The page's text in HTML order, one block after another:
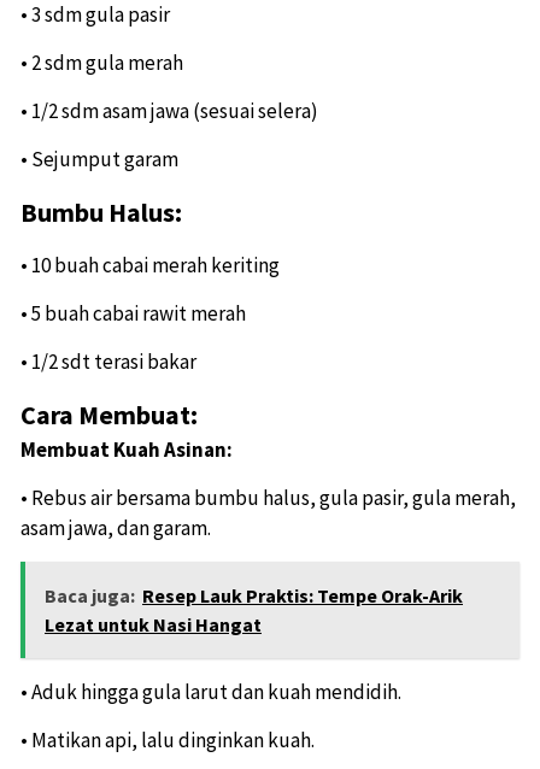
• 3 sdm gula pasir
• 2 sdm gula merah
• 1/2 sdm asam jawa (sesuai selera)
• Sejumput garam
Bumbu Halus:
• 10 buah cabai merah keriting
• 5 buah cabai rawit merah
• 1/2 sdt terasi bakar
Cara Membuat:
Membuat Kuah Asinan:
• Rebus air bersama bumbu halus, gula pasir, gula merah,
asam jawa, dan garam.
Baca juga: Resep Lauk Praktis: Tempe Orak-Arik
Lezat untuk Nasi Hangat
• Aduk hingga gula larut dan kuah mendidih.
• Matikan api, lalu dinginkan kuah.